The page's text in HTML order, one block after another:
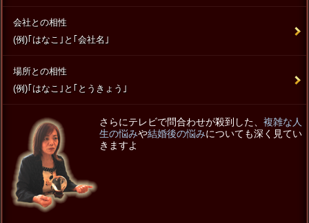
会社との相性
(例)｢はなこ｣と｢会社名｣
場所との相性
(例)｢はなこ｣と｢とうきょう｣
さらにテレビで問合わせが殺到した、 複雑な人
生の悩みや結婚後の悩みについても深く見てい
きますよ